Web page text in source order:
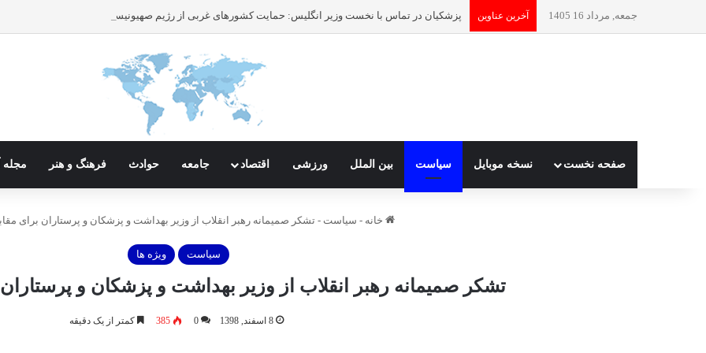
جمعه, مرداد 16 1405 آخرین عناوین
صفحه نخست نسخه موبایل سیاست بین الملل ورزشی اقتصاد جامعه حوادث فرهنگ و هنر مجله
خانه - سیاست - تشکر صمیمانه رهبر انقلاب از وزیر بهداشت و پزشکان و پرستاران برای
سیاست ویژه ها
تشکر صمیمانه رهبر انقلاب از وزیر بهداشت و پزشکان و پرستاران
8 اسفند, 1398 0
385 کمتر از یک دقیقه